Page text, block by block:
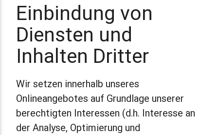
Einbindung von
Diensten und
Inhalten Dritter
Wir setzen innerhalb unseres
Onlineangebotes auf Grundlage unserer
berechtigten Interessen (d.h. Interesse an
der Analyse, Optimierung und